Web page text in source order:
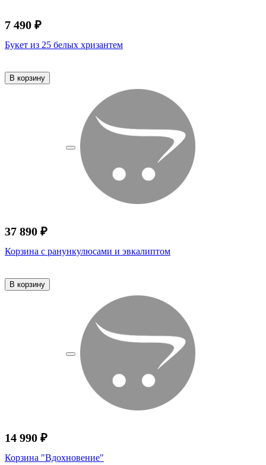
7 490 ₽
Букет из 25 белых хризантем
В корзину
37 890 ₽
Корзина с ранункулюсами и эвкалиптом
В корзину
14 990 ₽
Корзина "Вдохновение"